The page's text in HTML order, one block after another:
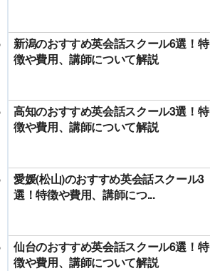
新潟のおすすめ英会話スクール6選！特
徴や費用、講師について解説
高知のおすすめ英会話スクール3選！特
徴や費用、講師について解説
愛媛(松山)のおすすめ英会話スクール3
選！特徴や費用、講師につ...
仙台のおすすめ英会話スクール6選！特
徴や費用、講師について解説